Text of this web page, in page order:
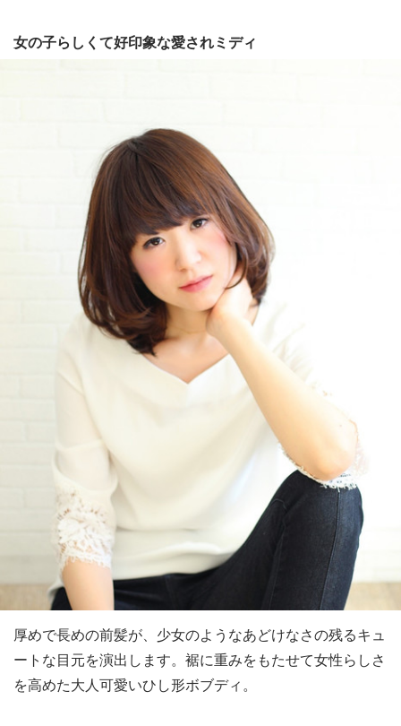
女の子らしくて好印象な愛されミディ
厚めで長めの前髪が、少女のようなあどけなさの残るキュ
ートな目元を演出します。裾に重みをもたせて女性らしさ
を高めた大人可愛いひし形ボブディ。